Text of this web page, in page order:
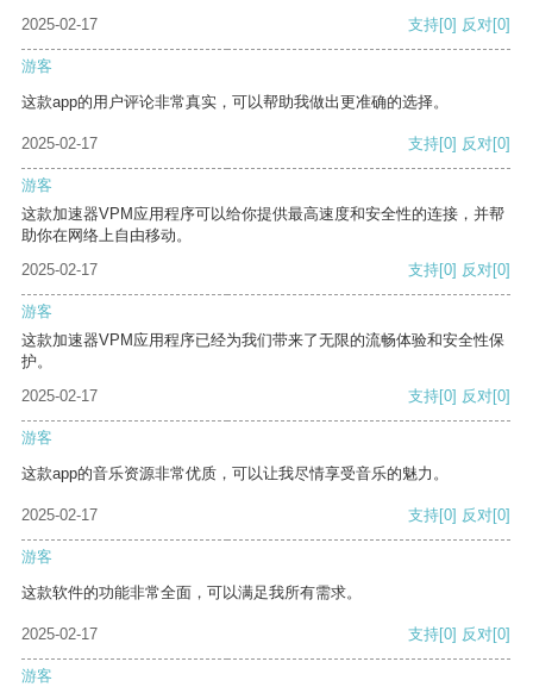
2025-02-17 支持[0] 反对[0]
游客
这款app的用户评论非常真实，可以帮助我做出更准确的选择。
2025-02-17 支持[0] 反对[0]
游客
这款加速器VPM应用程序可以给你提供最高速度和安全性的连接，并帮
助你在网络上自由移动。
2025-02-17
支持[0] 反对[0]
游客
这款加速器VPM应用程序已经为我们带来了无限的流畅体验和安全性保
护。
2025-02-17
支持[0] 反对[0]
游客
这款app的音乐资源非常优质，可以让我尽情享受音乐的魅力。
2025-02-17 支持[0] 反对[0]
游客
这款软件的功能非常全面，可以满足我所有需求。
2025-02-17 支持[0] 反对[0]
游客